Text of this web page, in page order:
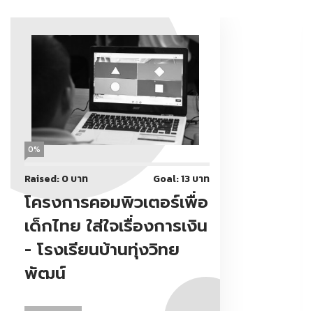
0%
Raised: 0 บาท Goal: 13 บาท
โครงการคอมพิวเตอร์เพื่อ
เด็กไทย ใส่ใจเรื่องการเงิน
- โรงเรียนบ้านทุ่งวิทย
พัฒน์